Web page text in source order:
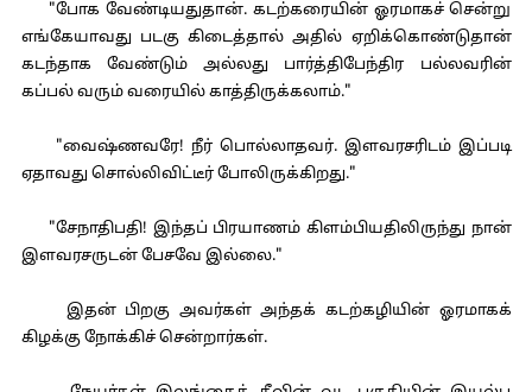
"போக வேண்டியதுதான். கடற்கரையின் ஓரமாகச் சென்று
எங்கேயாவது படகு கிடைத்தால் அதில் ஏறிக்கொண்டுதான்
கடந்தாக வேண்டும் அல்லது பார்த்திபேந்திர பல்லவரின்
கப்பல் வரும் வரையில் காத்திருக்கலாம்."
"வைஷ்ணவரே! நீர் பொல்லாதவர். இளவரசரிடம் இப்படி
ஏதாவது சொல்லிவிட்டீர் போலிருக்கிறது."
"சேநாதிபதி! இந்தப் பிரயாணம் கிளம்பியதிலிருந்து நான்
இளவரசருடன் பேசவே இல்லை."
இதன் பிறகு அவர்கள் அந்தக் கடற்கழியின் ஓரமாகக்
கிழக்கு நோக்கிச் சென்றார்கள்.